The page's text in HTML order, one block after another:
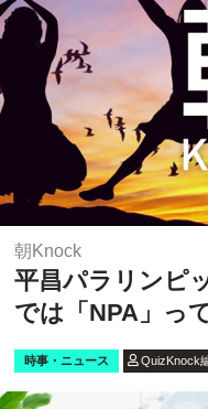
朝Knock
平昌パラリンピ
では「NPA」っ
時事・ニュース QuizKnock